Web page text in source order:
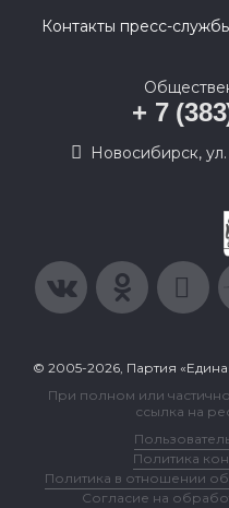
Контакты пресс-
+ 7
Новосибирск,
© 2005-2026, Партия
При полном или
ссылка на
Политика
Политика в отношении
Согласие на